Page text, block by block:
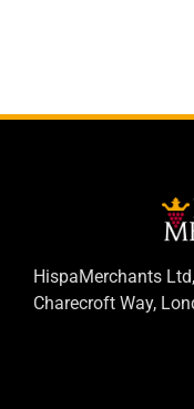
HispaMerchants
Charecroft Way,